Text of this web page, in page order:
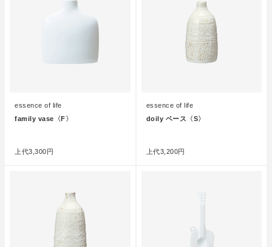
essence of life
family vase〈F〉
上代3,300円
essence of life
doily ベース〈S〉
上代3,200円